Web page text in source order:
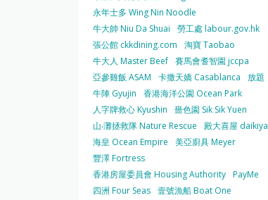
永年士多 Wing Nin Noodle
牛大帥 Niu Da Shuai
勞工處 labour.gov.hk
張公館 ckkdining.com
淘寶 Taobao
牛大人 Master Beef 賽馬會耆智園 jccpa
亞參雞飯 ASAM
卡撒天嬌 Casablanca
放題
牛陣 Gyujin
香港海洋公園 Ocean Park
人字牌救心 Kyushin
嗇色園 Sik Sik Yuen
山‧灘拯救隊 Nature Rescue
殿大喜屋 daikiya
海皇 Ocean Empire
美亞廚具 Meyer
豐澤 Fortress
香港房屋委員會 Housing Authority PayMe
四洲 Four Seas 壹號漁船 Boat One